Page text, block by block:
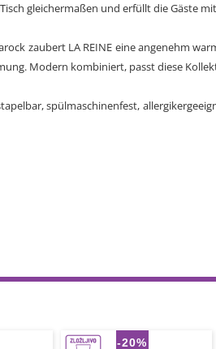
gleichermaßen und erfüllt die Gäste
zaubert LA REINE eine angenehm
Modern kombiniert, passt diese
spülmaschinenfest,
-20%